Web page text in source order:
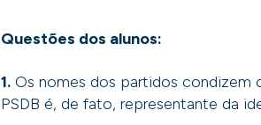
Questões dos alunos:
1. Os nomes dos partidos condizem
PSDB é, de fato, representante da